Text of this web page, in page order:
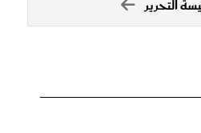
التحرير